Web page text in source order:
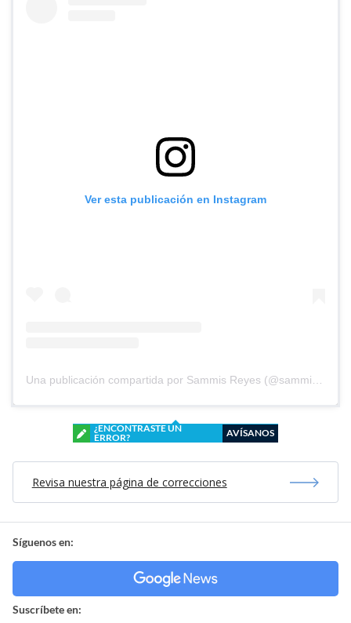
Ver esta publicación en Instagram
Una publicación compartida por Sammis Reyes (@sammisreyes)
¿ENCONTRASTE UN
ERROR?
AVÍSANOS
Revisa nuestra página de correcciones
Síguenos en:
Suscríbete en: